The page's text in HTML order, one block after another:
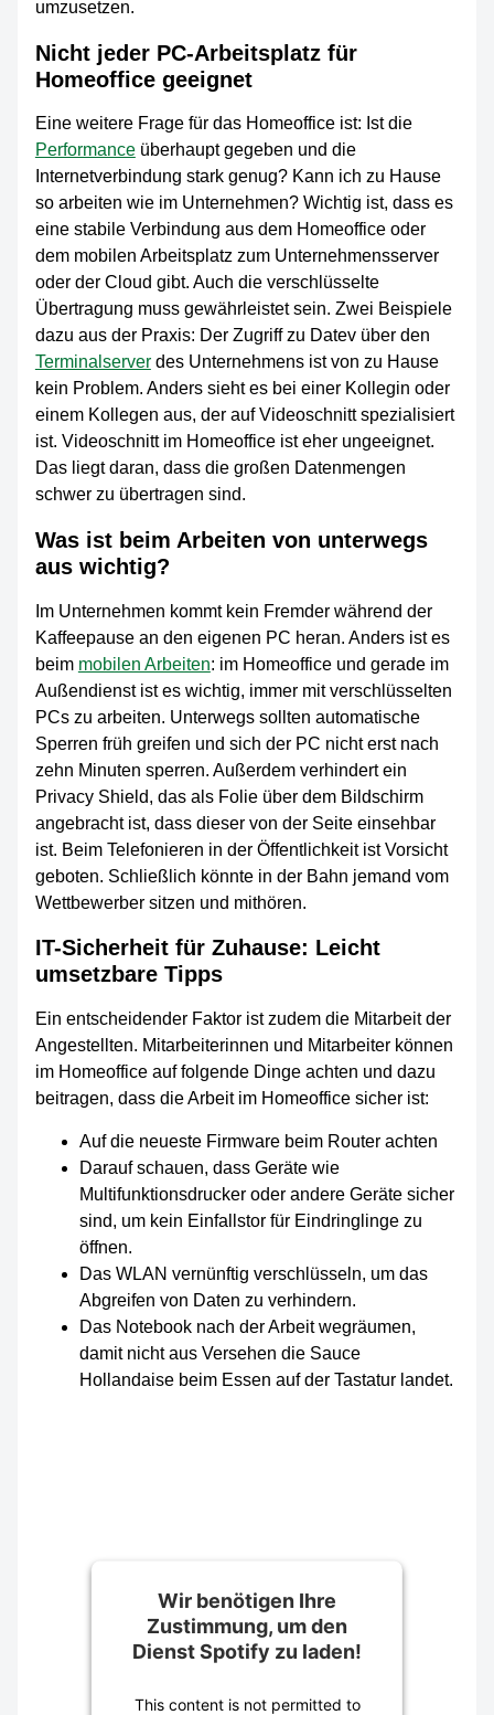
umzusetzen.
Nicht jeder PC-Arbeitsplatz für
Homeoffice geeignet
Eine weitere Frage für das Homeoffice ist: Ist die
Performanceüberhaupt gegeben und die
Internetverbindung stark genug? Kann ich zu Hause
so arbeiten wie im Unternehmen? Wichtig ist, dass es
eine stabile Verbindung aus dem Homeoffice oder
dem mobilen Arbeitsplatz zum Unternehmensserver
oder der Cloud gibt. Auch die verschlüsselte
Übertragung muss gewährleistet sein. Zwei Beispiele
dazu aus der Praxis: Der Zugriff zu Datev über den
Terminalserverdes Unternehmens ist von zu Hause
kein Problem. Anders sieht es bei einer Kollegin oder
einem Kollegen aus, der auf Videoschnitt spezialisiert
ist. Videoschnitt im Homeoffice ist eher ungeeignet.
Das liegt daran, dass die großen Datenmengen
schwer zu übertragen sind.
Was ist beim Arbeiten von unterwegs
aus wichtig?
Im Unternehmen kommt kein Fremder während der
Kaffeepause an den eigenen PC heran. Anders ist es
beim mobilen Arbeiten: im Homeoffice und gerade im
Außendienst ist es wichtig, immer mit verschlüsselten
PCs zu arbeiten. Unterwegs sollten automatische
Sperren früh greifen und sich der PC nicht erst nach
zehn Minuten sperren. Außerdem verhindert ein
Privacy Shield, das als Folie über dem Bildschirm
angebracht ist, dass dieser von der Seite einsehbar
ist. Beim Telefonieren in der Öffentlichkeit ist Vorsicht
geboten. Schließlich könnte in der Bahn jemand vom
Wettbewerber sitzen und mithören.
IT-Sicherheit für Zuhause: Leicht
umsetzbare Tipps
Ein entscheidender Faktor ist zudem die Mitarbeit der
Angestellten. Mitarbeiterinnen und Mitarbeiter können
im Homeoffice auf folgende Dinge achten und dazu
beitragen, dass die Arbeit im Homeoffice sicher ist:
Auf die neueste Firmware beim Router achten
Darauf schauen, dass Geräte wie
Multifunktionsdrucker oder andere Geräte sicher
sind, um kein Einfallstor für Eindringlinge zu
öffnen.
Das WLAN vernünftig verschlüsseln, um das
Abgreifen von Daten zu verhindern.
Das Notebook nach der Arbeit wegräumen,
damit nicht aus Versehen die Sauce
Hollandaise beim Essen auf der Tastatur landet.
Wir benötigen Ihre
Zustimmung, um den
Dienst Spotify zu laden!
This content is not permitted to